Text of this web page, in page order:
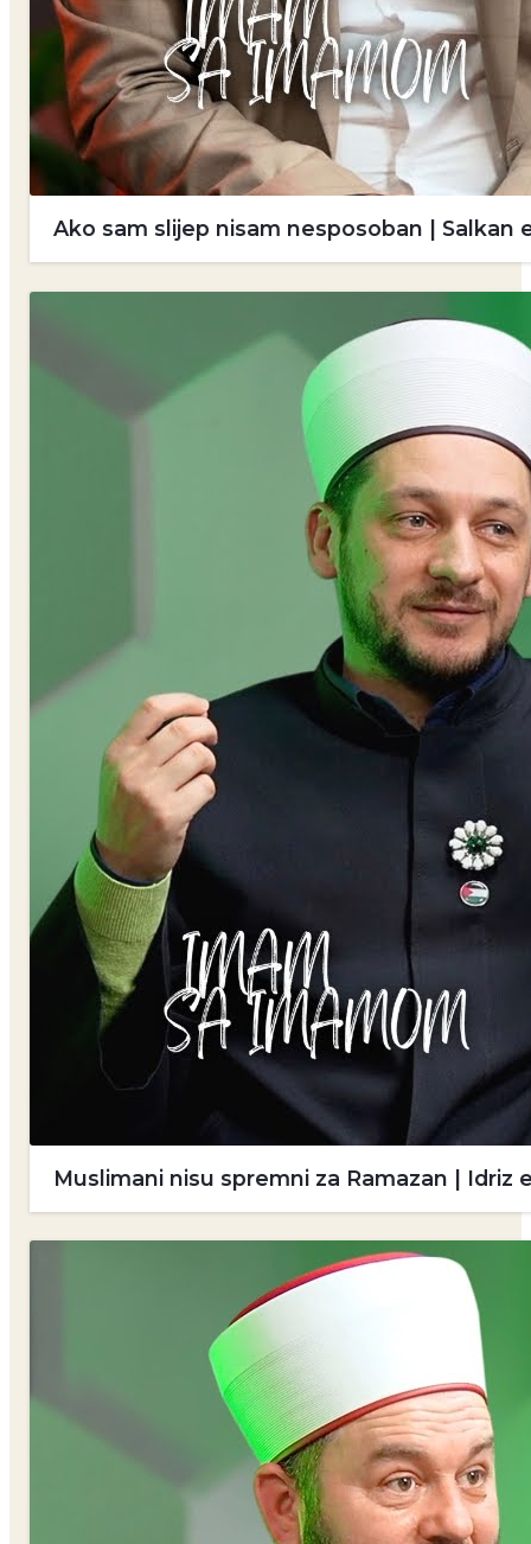
Ako sam slijep nisam nesposoban | Salkan
Muslimani nisu spremni za Ramazan | Idriz